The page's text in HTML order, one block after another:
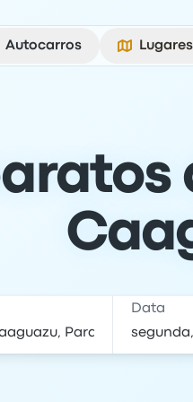
Autocarros
Lugares
Data